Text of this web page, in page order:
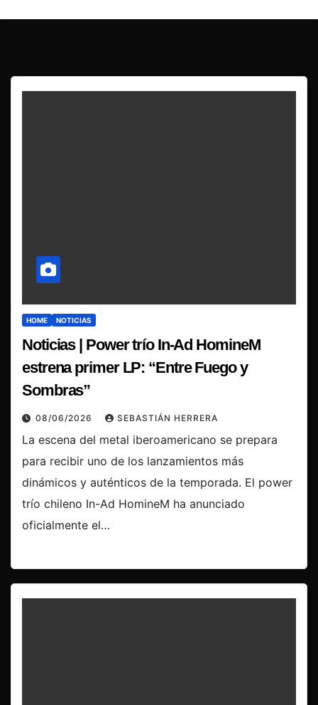
HOME NOTICIAS
Noticias | Power trío In-Ad HomineM
estrena primer LP: “Entre Fuego y
Sombras”
08/06/2026 SEBASTIÁN HERRERA
La escena del metal iberoamericano se prepara
para recibir uno de los lanzamientos más
dinámicos y auténticos de la temporada. El power
trío chileno In-Ad HomineM ha anunciado
oficialmente el…